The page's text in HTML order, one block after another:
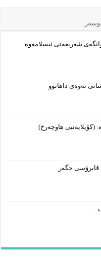
شەریعەتی ئیسلامەوە
نەوەی داهاتوو
(کۆیلایەتیی هاوچەرخ)
ڤایرۆسی جگەر